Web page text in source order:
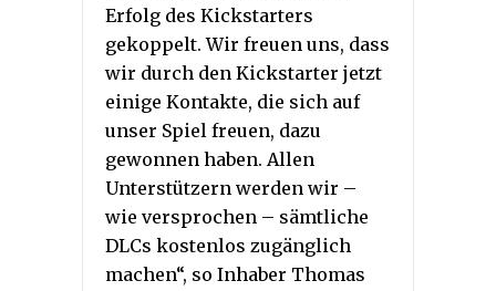
Erfolg des Kickstarters
gekoppelt. Wir freuen uns, dass
wir durch den Kickstarter jetzt
einige Kontakte, die sich auf
unser Spiel freuen, dazu
gewonnen haben. Allen
Unterstützern werden wir –
wie versprochen – sämtliche
DLCs kostenlos zugänglich
machen“, so Inhaber Thomas